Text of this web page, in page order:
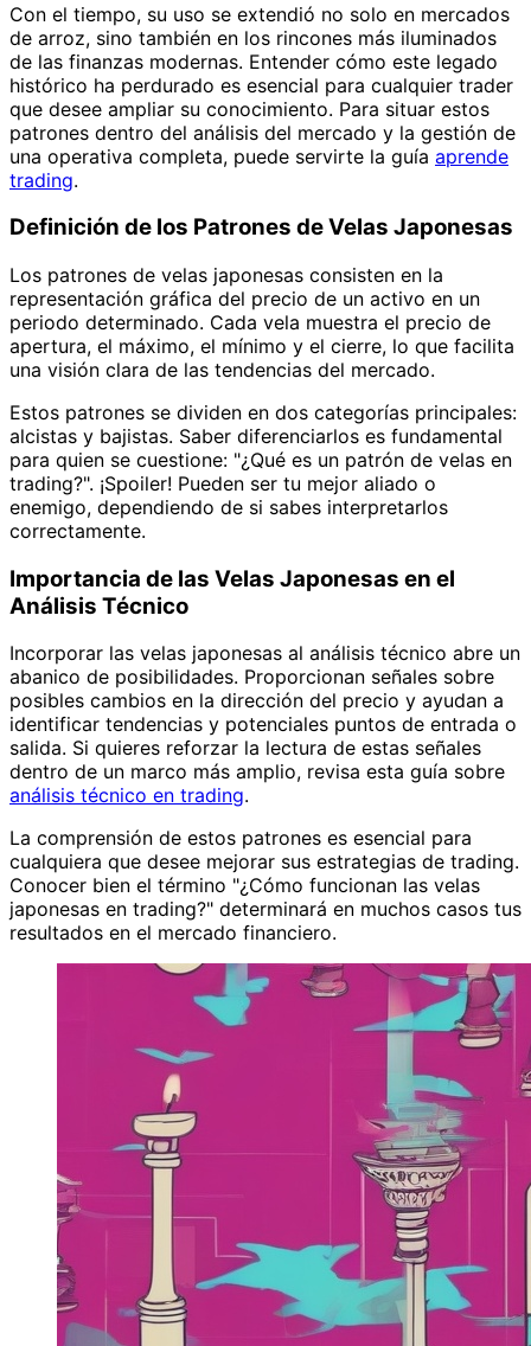
Con el tiempo, su uso se extendió no solo en mercados
de arroz, sino también en los rincones más iluminados
de las finanzas modernas. Entender cómo este legado
histórico ha perdurado es esencial para cualquier trader
que desee ampliar su conocimiento. Para situar estos
patrones dentro del análisis del mercado y la gestión de
una operativa completa, puede servirte la guía aprende
trading.
Definición de los Patrones de Velas Japonesas
Los patrones de velas japonesas consisten en la
representación gráfica del precio de un activo en un
periodo determinado. Cada vela muestra el precio de
apertura, el máximo, el mínimo y el cierre, lo que facilita
una visión clara de las tendencias del mercado.
Estos patrones se dividen en dos categorías principales:
alcistas y bajistas. Saber diferenciarlos es fundamental
para quien se cuestione: "¿Qué es un patrón de velas en
trading?". ¡Spoiler! Pueden ser tu mejor aliado o
enemigo, dependiendo de si sabes interpretarlos
correctamente.
Importancia de las Velas Japonesas en el
Análisis Técnico
Incorporar las velas japonesas al análisis técnico abre un
abanico de posibilidades. Proporcionan señales sobre
posibles cambios en la dirección del precio y ayudan a
identificar tendencias y potenciales puntos de entrada o
salida. Si quieres reforzar la lectura de estas señales
dentro de un marco más amplio, revisa esta guía sobre
análisis técnico en trading.
La comprensión de estos patrones es esencial para
cualquiera que desee mejorar sus estrategias de trading.
Conocer bien el término "¿Cómo funcionan las velas
japonesas en trading?" determinará en muchos casos tus
resultados en el mercado financiero.